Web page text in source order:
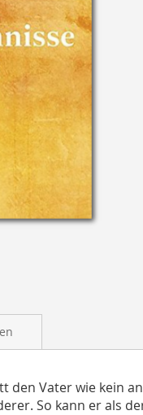
den Vater wie kein
So kann er als